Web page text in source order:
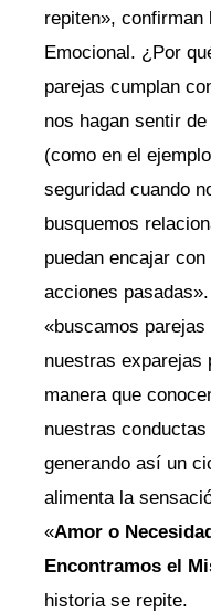
repiten»,
Emocional. ¿Por
parejas cumplan
nos hagan sentir
(como en el
seguridad cuando
busquemos
puedan encajar
acciones
«buscamos
nuestras exparejas
manera que
nuestras conductas
generando así un
alimenta la
«Amor o
Encontramos el
historia se repite.